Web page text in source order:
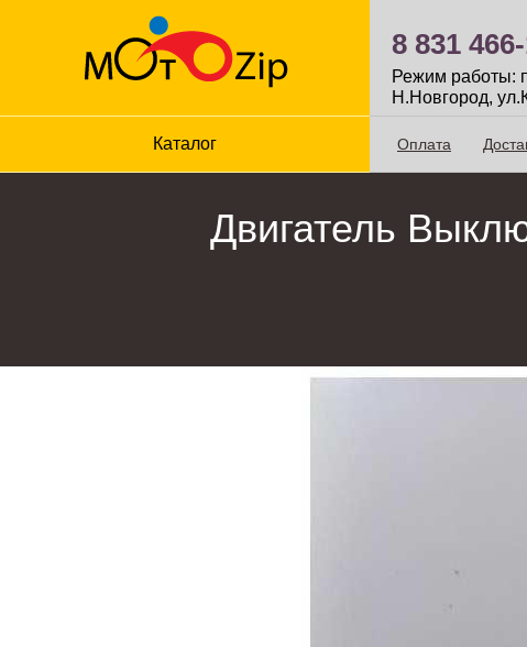
8 831
Режим работы:
Н.Новгород,
Каталог Оплата
Двигатель